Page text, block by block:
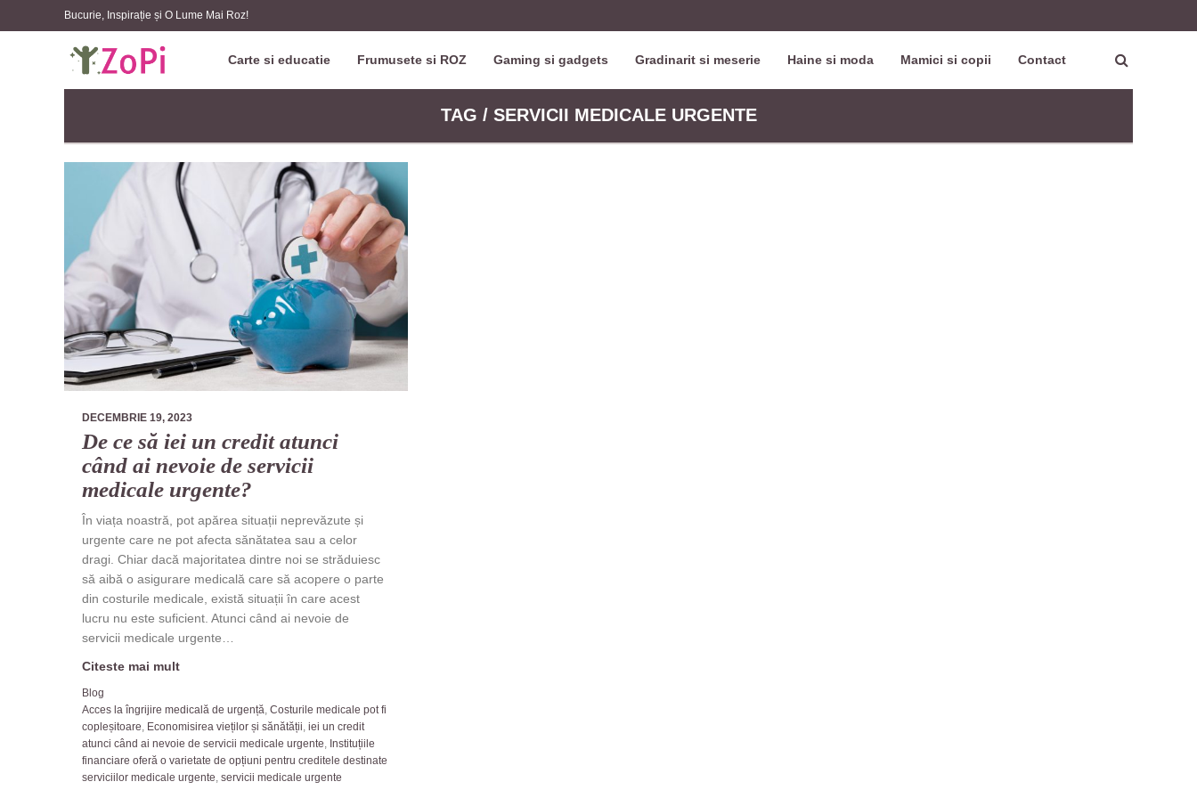
Bucurie, Inspirație și O Lume Mai Roz!
Carte si educatie Frumusete si ROZ Gaming si gadgets Gradinarit si meserie Haine si moda Mamici si copii Contact
TAG / SERVICII MEDICALE URGENTE
DECEMBRIE 19, 2023
De ce să iei un credit atunci
când ai nevoie de servicii
medicale urgente?
În viața noastră, pot apărea situații neprevăzute și
urgente care ne pot afecta sănătatea sau a celor
dragi. Chiar dacă majoritatea dintre noi se străduiesc
să aibă o asigurare medicală care să acopere o parte
din costurile medicale, există situații în care acest
lucru nu este suficient. Atunci când ai nevoie de
servicii medicale urgente…
Citeste mai mult
Blog
Acces la îngrijire medicală de urgență, Costurile medicale pot fi
copleșitoare, Economisirea vieților și sănătății, iei un credit
atunci când ai nevoie de servicii medicale urgente, Instituțiile
financiare oferă o varietate de opțiuni pentru creditele destinate
serviciilor medicale urgente, servicii medicale urgente